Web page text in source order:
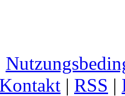
Kontakt | RSS |